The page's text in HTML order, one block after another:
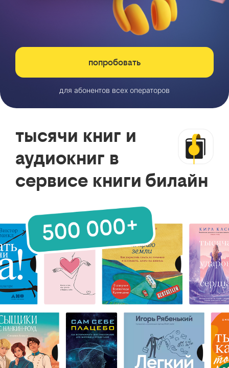
попробовать
для абонентов всех операторов
тысячи книг и
аудиокниг в
сервисе книги билайн